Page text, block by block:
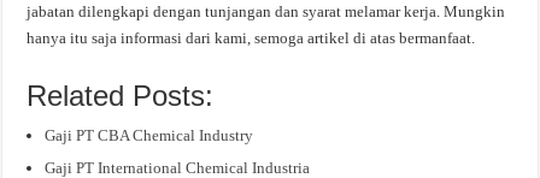
jabatan dilengkapi dengan tunjangan dan syarat melamar kerja. Mungkin
hanya itu saja informasi dari kami, semoga artikel di atas bermanfaat.
Related Posts:
Gaji PT CBA Chemical Industry
Gaji PT International Chemical Industria